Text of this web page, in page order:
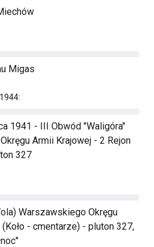
Migas
1941 - III Obwód "Waligóra"
Armii Krajowej - 2 Rejon
327
Warszawskiego Okręgu
- cmentarze) - pluton 327,